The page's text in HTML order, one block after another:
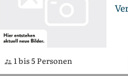
1 bis 5 Personen